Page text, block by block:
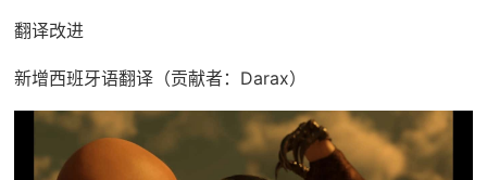
翻译改进
新增西班牙语翻译（贡献者：Darax）